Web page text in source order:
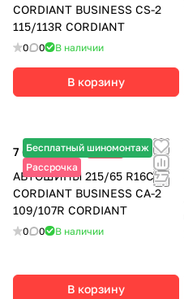
CORDIANT BUSINESS CS-2
115/113R CORDIANT
0 0 В наличии
В корзину
Бесплатный шиномонтаж
Рассрочка
7 665 ₽9 580 ₽ -20%
АВТОШИНЫ 215/65 R16C
CORDIANT BUSINESS CA-2
109/107R CORDIANT
0 0 В наличии
В корзину